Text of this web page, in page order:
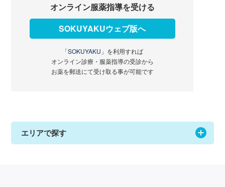
オンライン服薬指導を受ける
SOKUYAKUウェブ版へ
「SOKUYAKU」 を利用すれば
オンライン診療・服薬指導の受診から
お薬を郵送にて受け取る事が可能です
エリアで探す